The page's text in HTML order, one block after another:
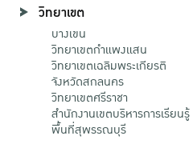
วิทยาเขต
บางเขน
วิทยาเขตกําแพงแสน
วิทยาเขตเฉลิมพระเกียรติ
จังหวัดสกลนคร
วิทยาเขตศรีราชา
สำนักงานเขตบริหารการเรียนรู้
พื้นที่สุพรรณบุรี